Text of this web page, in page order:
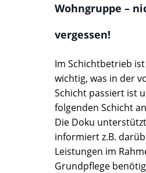
Wohngruppe –
vergessen!
Im Schichtbetrieb
wichtig, was in der
Schicht passiert ist
folgenden Schicht
Die Doku
informiert z.B.
Leistungen im
Grundpflege